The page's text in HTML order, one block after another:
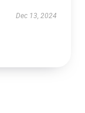
Dec 13, 2024